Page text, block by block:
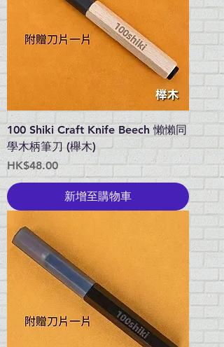
100 Shiki Craft Knife Beech 懶懶同
學木柄筆刀 (櫸木)
價格
HK$48.00
新增至購物車